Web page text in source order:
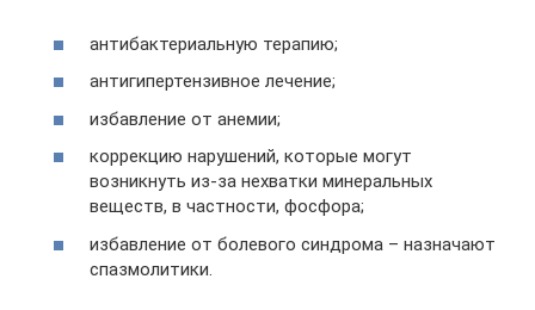
антибактериальную терапию;
антигипертензивное лечение;
избавление от анемии;
коррекцию нарушений, которые могут
возникнуть из-за нехватки минеральных
веществ, в частности, фосфора;
избавление от болевого синдрома – назначают
спазмолитики.